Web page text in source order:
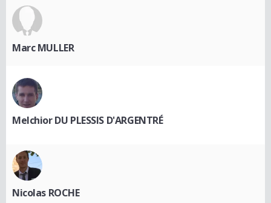
Marc MULLER
Melchior DU PLESSIS D'ARGENTRÉ
Nicolas ROCHE